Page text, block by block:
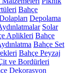
Bahçe
Depolama
Solar
Aplikleri Bahçe
Bahçe Set
Bahçe Peyzaj
ve Bordürleri
Dekorasyon